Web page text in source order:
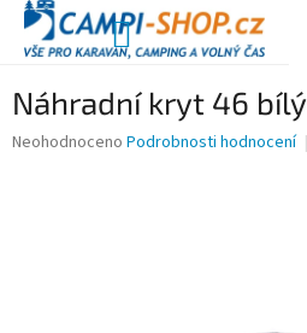
Přejít
obsah
NÁKUPNÍ
Náhradní kryt 46 bílý
Průměrné
Neohodnoceno Podrobnosti hodnocení